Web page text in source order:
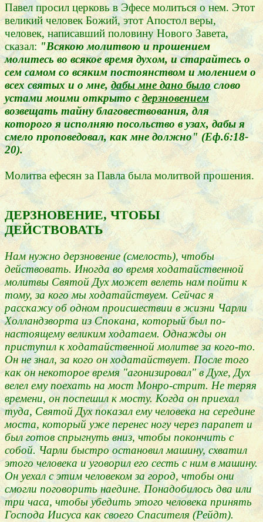
Павел просил церковь в Эфесе молиться о нем. Этот
великий человек Божий, этот Апостол веры,
человек, написавший половину Нового Завета,
сказал:"Всякою молитвою и прошением
молитесь во всякое время духом, и старайтесь о
сем самом со всяким постоянством и молением о
всех святых и о мне,дабы мне дано былослово
устами моими открыто с дерзновением
возвещать тайну благовествования, для
которого я исполняю посольство в узах, дабы я
смело проповедовал, как мне должно" (Еф.6:18-
20).
Молитва ефесян за Павла была молитвой прошения.
ДЕРЗНОВЕНИЕ, ЧТОБЫ
ДЕЙСТВОВАТЬ
Нам нужно дерзновение (смелость), чтобы
действовать. Иногда во время ходатайственной
молитвы Святой Дух может велеть нам пойти к
тому, за кого мы ходатайствуем. Сейчас я
расскажу об одном происшествии в жизни Чарли
Холландзворта из Спокана, который был по-
настоящему великим ходатаем. Однажды он
приступил к ходатайственной молитве за кого-то.
Он не знал, за кого он ходатайствует. После того
как он некоторое время "агонизировал" в Духе, Дух
велел ему поехать на мост Монро-стрит. Не теряя
времени, он поспешил к мосту. Когда он приехал
туда, Святой Дух показал ему человека на середине
моста, который уже перенес ногу через парапет и
был готов спрыгнуть вниз, чтобы покончить с
собой. Чарли быстро остановил машину, схватил
этого человека и уговорил его сесть с ним в машину.
Он уехал с этим человеком за город, чтобы они
смогли поговорить наедине. Понадобилось два или
три часа, чтобы убедить этого человека принять
Господа Иисуса как своего Спасителя (Рейдт).